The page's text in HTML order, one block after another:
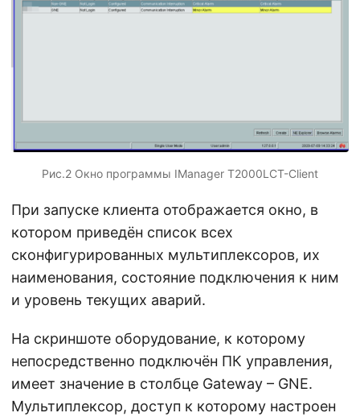
Рис.2 Окно программы IManager T2000LCT-Client
При запуске клиента отображается окно, в
котором приведён список всех
сконфигурированных мультиплексоров, их
наименования, состояние подключения к ним
и уровень текущих аварий.
На скриншоте оборудование, к которому
непосредственно подключён ПК управления,
имеет значение в столбце Gateway – GNE.
Мультиплексор, доступ к которому настроен